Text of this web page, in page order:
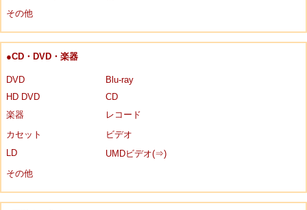
その他
●CD・DVD・楽器
DVD
Blu-ray
HD DVD
CD
楽器
レコード
カセット
ビデオ
LD
UMDビデオ(⇒)
その他